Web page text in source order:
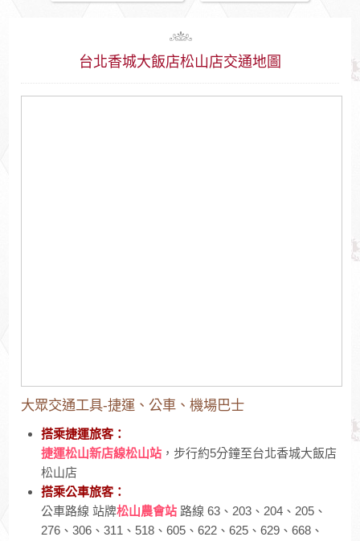
台北香城大飯店松山店交通地圖
大眾交通工具-捷運、公車、機場巴士
搭乘捷運旅客：
捷運松山新店線松山站 ，步行約5分鐘至台北香城大飯店
松山店
搭乘公車旅客：
公車路線 站牌松山農會站 路線 63、203、204、205、
276、306、311、518、605、622、625、629、668、